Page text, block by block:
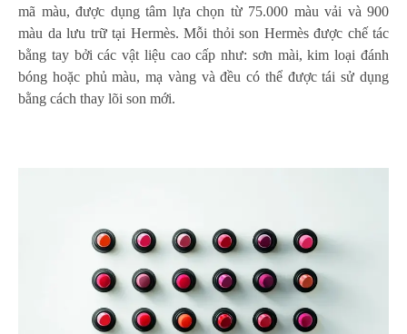
mã màu, được dụng tâm lựa chọn từ 75.000 màu vải và 900
màu da lưu trữ tại Hermès. Mỗi thỏi son Hermès được chế tác
bằng tay bởi các vật liệu cao cấp như: sơn mài, kim loại đánh
bóng hoặc phủ màu, mạ vàng và đều có thể được tái sử dụng
bằng cách thay lõi son mới.